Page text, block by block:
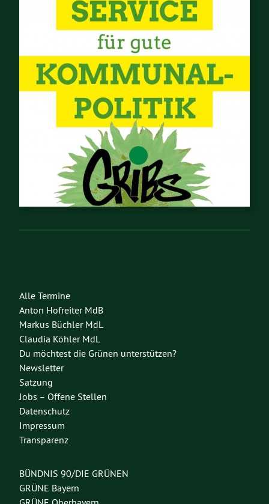
Alle Termine
Anton Hofreiter MdB
Markus Büchler MdL
Claudia Köhler MdL
Du möchtest die Grünen unterstützen?
Newsletter
Satzung
Jobs – Offene Stellen
Datenschutz
Impressum
Transparenz
BÜNDNIS 90/DIE GRÜNEN
GRÜNE Bayern